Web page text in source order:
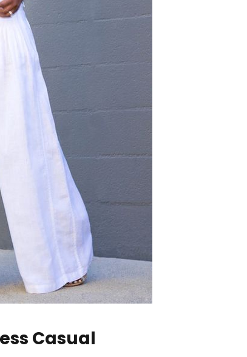
Casual